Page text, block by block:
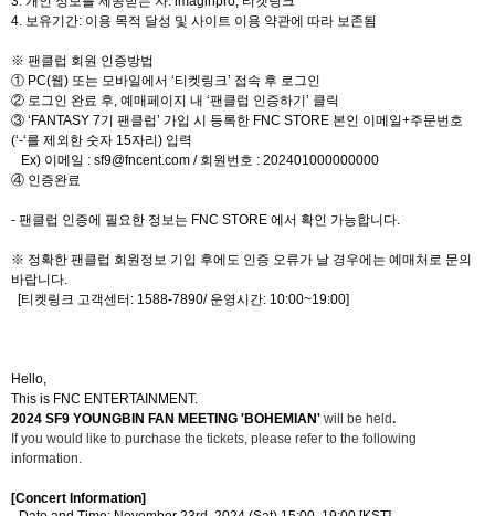
4. 보유기간: 이용 목적 달성 및 사이트 이용 약관에 따라 보존됨
※ 팬클럽 회원 인증방법
① PC(웹) 또는 모바일에서 ‘티켓링크’ 접속 후 로그인
② 로그인 완료 후 예매페이지 내 ‘팬클럽 인증하기’ 클릭
③ ‘FANTASY 7기 팬클럽’ 가입 시 등록한 FNC STORE 본인 이메일+주문번호
(‘-‘를 제외한 숫자 15자리) 입력
Ex) 이메일 : sf9@fncent.com / 회원번호 : 202401000000000
④ 인증완료
- 팬클럽 인증에 필요한 정보는 FNC STORE 에서 확인 가능합니다
※ 정확한 팬클럽 회원정보 기입 후에도 인증 오류가 날 경우에는 예매처로 문의
바랍니다
[티켓링크 고객센터: 1588-7890/ 운영시간: 10:00~19:00]
Hello,
This is FNC ENTERTAINMENT.
2024 SF9 YOUNGBIN FAN MEETING 'BOHEMIAN' will be held.
If you would like to purchase the tickets, please refer to the following
information.
[Concert Information]